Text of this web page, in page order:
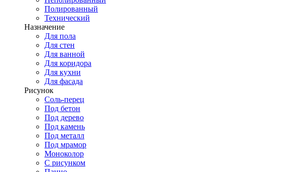
Полированный
Технический
Назначение
Для пола
Для стен
Для ванной
Для коридора
Для кухни
Для фасада
Рисунок
Соль-перец
Под бетон
Под дерево
Под камень
Под металл
Под мрамор
Моноколор
С рисунком